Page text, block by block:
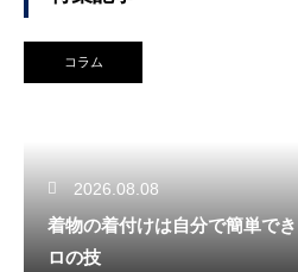
コラム
2026.08.08
着物の着付けは自分で簡単で
ロの技